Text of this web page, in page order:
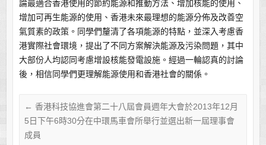
論最適合香港使用的節約能源和推動方法、增加核能的使用、
增加可再生能源的使用、香港未來最理想的能源分佈及改善空
氣質素的政策。同學們釐清了各項能源的特點，並深入考慮香
港實際社會環境，提出了不同方案解決能源及污染問題，其中
大部份人均認同考慮增設核能發電設施。經過一輪認真的討論
後，相信同學們更理解能源使用和香港社會的關係。
← 香港科技協進會第二十八屆會員週年大會於2013年12月
5日下午6時30分在中環馬車會所舉行並選出新一屆理事會
成員